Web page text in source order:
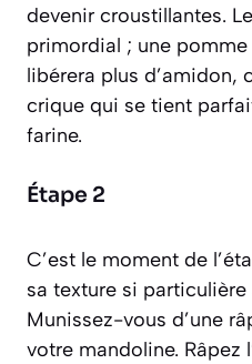
devenir croustillantes.
primordial ; une
libérera plus d’amidon,
crique qui se tient
farine.
Étape 2
C’est le moment de
sa texture si
Munissez-vous d’une
votre mandoline. Râpez